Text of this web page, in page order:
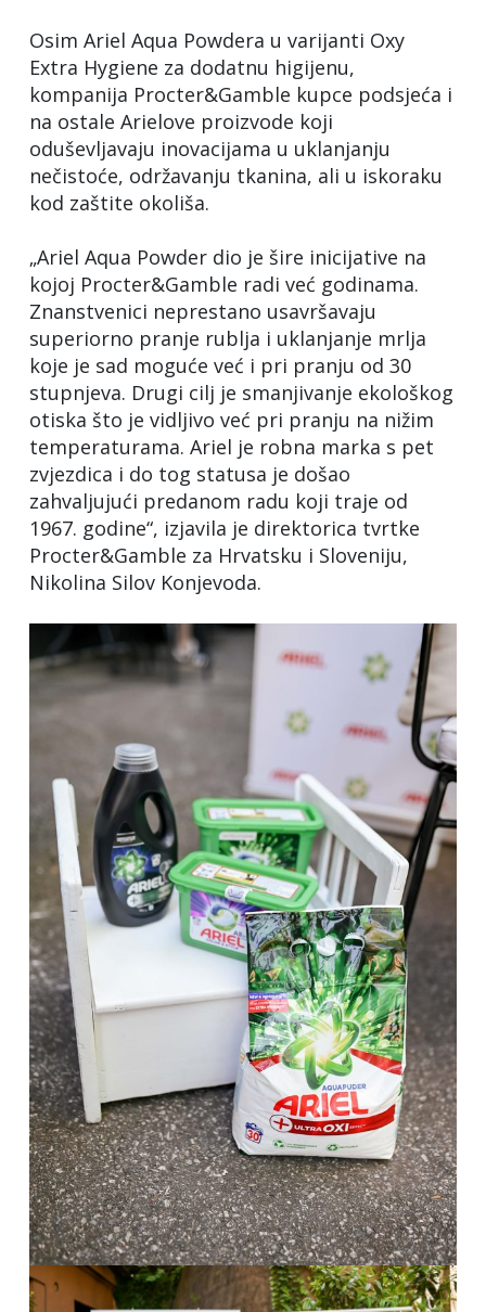
Osim Ariel Aqua Powdera u varijanti Oxy
Extra Hygiene za dodatnu higijenu,
kompanija Procter&Gamble kupce podsjeća i
na ostale Arielove proizvode koji
oduševljavaju inovacijama u uklanjanju
nečistoće, održavanju tkanina, ali u iskoraku
kod zaštite okoliša.
„Ariel Aqua Powder dio je šire inicijative na
kojoj Procter&Gamble radi već godinama.
Znanstvenici neprestano usavršavaju
superiorno pranje rublja i uklanjanje mrlja
koje je sad moguće već i pri pranju od 30
stupnjeva. Drugi cilj je smanjivanje ekološkog
otiska što je vidljivo već pri pranju na nižim
temperaturama. Ariel je robna marka s pet
zvjezdica i do tog statusa je došao
zahvaljujući predanom radu koji traje od
1967. godine“, izjavila je direktorica tvrtke
Procter&Gamble za Hrvatsku i Sloveniju,
Nikolina Silov Konjevoda.